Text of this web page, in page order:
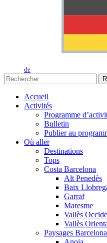
de
Accueil
Activités
Programme
Bulletin
Publier au
Où aller
Destinations
Tops
Costa Barcelona
Alt Penedès
Baix
Garraf
Maresme
Vallès
Vallès
Paysages Barcelona